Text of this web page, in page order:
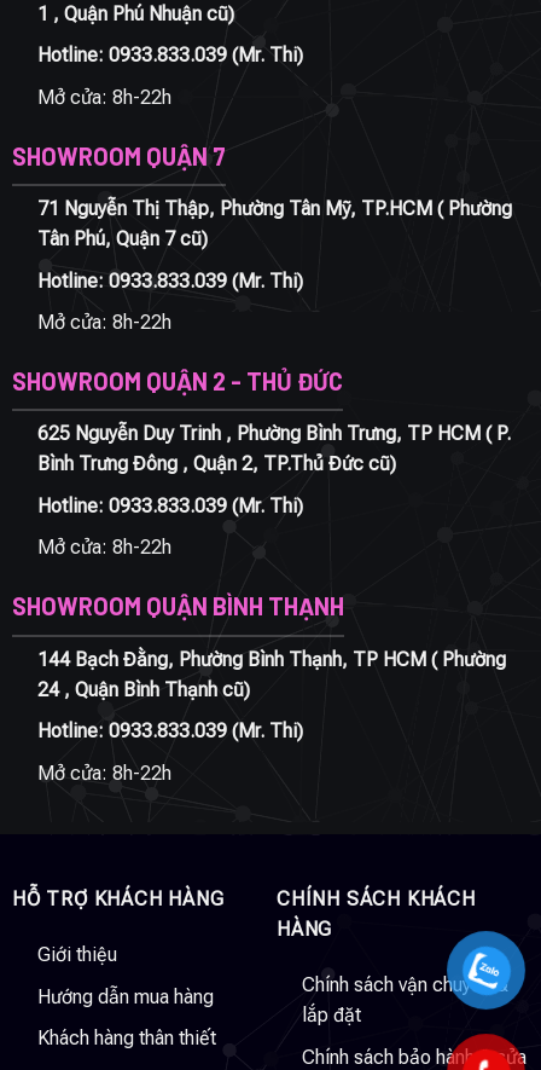
1 , Quận Phú Nhuận cũ)
Hotline: 0933.833.039(Mr. Thi)
Mở cửa: 8h-22h
SHOWROOM QUẬN 7
71 Nguyễn Thị Thập, Phường Tân Mỹ, TP.HCM ( Phường
Tân Phú, Quận 7 cũ)
Hotline: 0933.833.039(Mr. Thi)
Mở cửa: 8h-22h
SHOWROOM QUẬN 2 - THỦ ĐỨC
625 Nguyễn Duy Trinh , Phường Bình Trưng, TP HCM ( P.
Bình Trưng Đông , Quận 2, TP.Thủ Đức cũ)
Hotline: 0933.833.039(Mr. Thi)
Mở cửa: 8h-22h
SHOWROOM QUẬN BÌNH THẠNH
144 Bạch Đằng, Phường Bình Thạnh, TP HCM ( Phường
24 , Quận Bình Thạnh cũ)
Hotline: 0933.833.039(Mr. Thi)
Mở cửa: 8h-22h
HỖ TRỢ KHÁCH HÀNG
Giới thiệu
Hướng dẫn mua hàng
Khách hàng thân thiết
CHÍNH SÁCH KHÁCH
HÀNG
Chính sách vận chuyển &
lắp đặt
Chính sách bảo hành & sửa